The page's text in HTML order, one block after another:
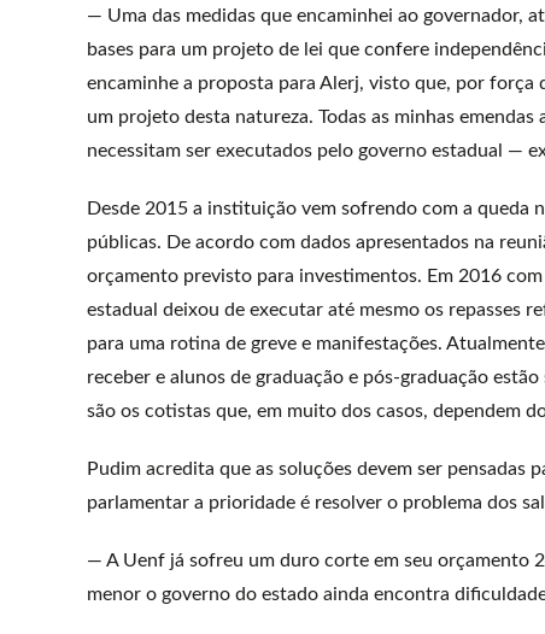
— Uma das medidas que encaminhei ao governador,
bases para um projeto de lei que confere
encaminhe a proposta para Alerj, visto que, por
um projeto desta natureza. Todas as minhas
necessitam ser executados pelo governo estadual —
Desde 2015 a instituição vem sofrendo com a queda
públicas. De acordo com dados apresentados na
orçamento previsto para investimentos. Em 2016
estadual deixou de executar até mesmo os repasses
para uma rotina de greve e manifestações.
receber e alunos de graduação e pós-graduação
são os cotistas que, em muito dos casos, dependem
Pudim acredita que as soluções devem ser
parlamentar a prioridade é resolver o problema dos
— A Uenf já sofreu um duro corte em seu orçamento
menor o governo do estado ainda encontra